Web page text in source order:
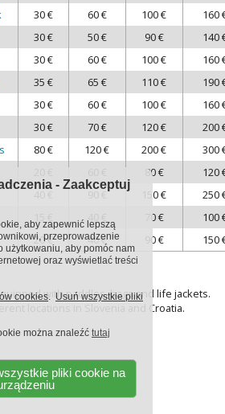
30 € 60 € 100 €
160
30 € 50 € 90 €
140
30 € 60 € 100 €
160
35 € 65 € 110 €
190
30 € 60 € 100 €
160
30 € 70 € 120 €
200
80 € 120 € 200 €
300
80 €
120
150 €
250
40 € 70 €
100
20 € 40 € 90 € 150
with paddles, bags and life jackets.
locations in Slovenia and Croatia.
- Zaakceptuj
aby zapewnić lepszą
przeprowadzenie
użytkowaniu, aby pomóc nam
oraz wyświetlać treści
cookies. Usuń wszystkie pliki
można znaleźć tutaj
pliki cookie na